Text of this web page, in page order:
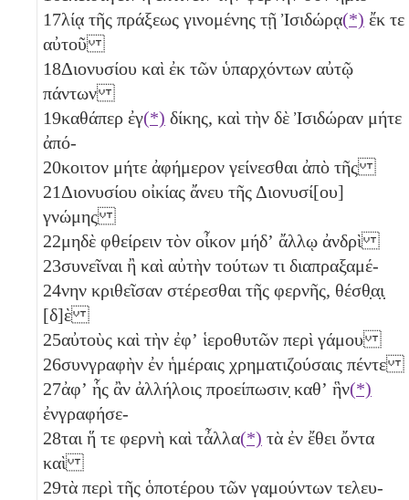
17λίᾳ τῆς πράξεως γινομένης τῇ Ἰσιδώρᾳ(*) ἔκ τε
αὐτοῦ
18Διονυσίου καὶ ἐκ τῶν ὑπαρχόντων αὐτῷ
πάντων
19καθάπερ ἐγ(*) δίκης, καὶ τὴν δὲ Ἰσιδώραν μήτε
ἀπό-
20κοιτον μήτε ἀφήμερον γείνεσθαι ἀπὸ τῆς
21Διονυσίου οἰκίας ἄνευ τῆς Διονυσί[ου]
γνώμης
22μηδὲ φθείρειν τὸν οἶκον μήδʼ ἄλλῳ ἀνδρὶ
23συνεῖναι ἢ καὶ αὐτὴν τούτων τι διαπραξαμέ-
24νην κριθεῖσαν στέρεσθαι τῆς φερνῆς, θέσθ̣α̣ι̣
[δ]ὲ
25αὐτοὺς καὶ τὴν ἐφʼ ἱεροθυτῶν περὶ γάμου
26συνγραφὴν ἐν ἡμέραις χρηματιζούσαις πέντε
27ἀφʼ ἧς ἂν ἀλλήλοις προείπωσιν̣ καθʼ ἣν(*)
ἐνγραφήσε-
28ται ἥ τε φερνὴ καὶ τἆλλα(*) τὰ ἐν ἔθει ὄντα
καὶ
29τὰ περὶ τῆς ὁποτέρου τῶν γαμούντων τελευ-